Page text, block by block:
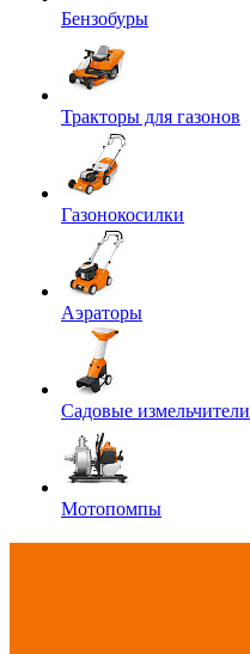
Бензобуры
Тракторы для газонов
Газонокосилки
Аэраторы
Садовые измельчители
Мотопомпы